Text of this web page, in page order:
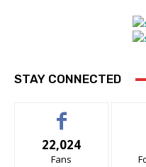
STAY CONNECTED
22,024
Fans